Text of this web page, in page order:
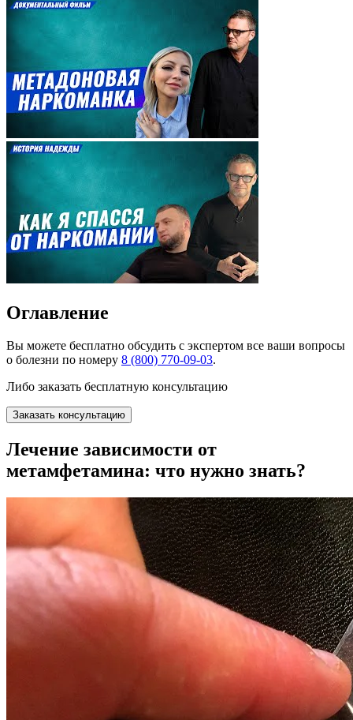
Оглавление
Вы можете бесплатно обсудить с экспертом все ваши вопросы
о болезни по номеру 8 (800) 770-09-03.
Либо заказать бесплатную консультацию
Заказать консультацию
Лечение зависимости от
метамфетамина: что нужно знать?